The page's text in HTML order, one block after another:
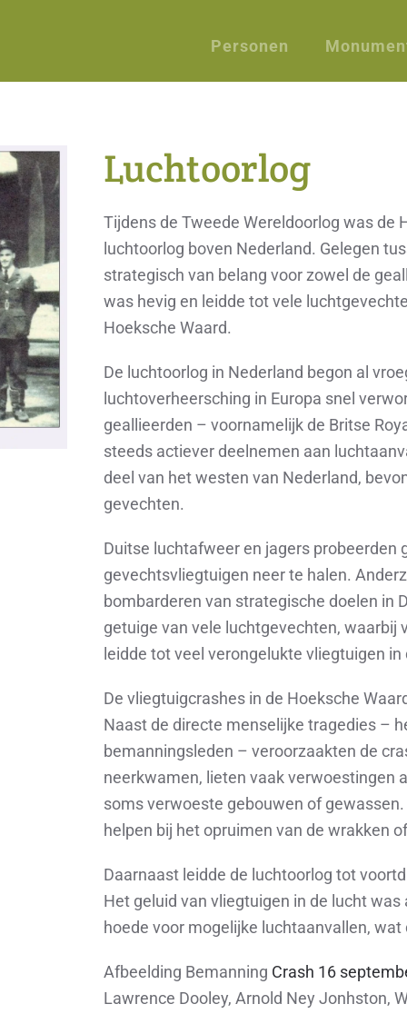
Personen
Luchtoorlog
Tijdens de Tweede Wereldoorlog was de
luchtoorlog boven Nederland. Gelegen
strategisch van belang voor zowel de
was hevig en leidde tot vele
Hoeksche Waard.
De luchtoorlog in Nederland begon al
luchtoverheersching in Europa snel
geallieerden – voornamelijk de Britse
steeds actiever deelnemen aan
deel van het westen van Nederland,
gevechten.
Duitse luchtafweer en jagers probeerden
gevechtsvliegtuigen neer te halen.
bombarderen van strategische doelen in
getuige van vele luchtgevechten,
leidde tot veel verongelukte vliegtuigen
De vliegtuigcrashes in de Hoeksche
Naast de directe menselijke tragedies –
bemanningsleden – veroorzaakten de
neerkwamen, lieten vaak verwoestingen
soms verwoeste gebouwen of
helpen bij het opruimen van de wrakken
Daarnaast leidde de luchtoorlog tot
Het geluid van vliegtuigen in de lucht
hoede voor mogelijke luchtaanvallen,
Afbeelding Bemanning Crash 16
Lawrence Dooley, Arnold Ney Jonhston,